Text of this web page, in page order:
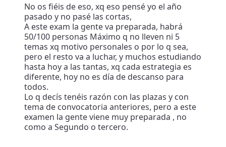
No os fiéis de eso, xq eso pensé yo el año
pasado y no pasé las cortas,
A este exam la gente va preparada, habrá
50/100 personas Máximo q no lleven ni 5
temas xq motivo personales o por lo q sea,
pero el resto va a luchar, y muchos estudiando
hasta hoy a las tantas, xq cada estrategia es
diferente, hoy no es día de descanso para
todos.
Lo q decís tenéis razón con las plazas y con
tema de convocatoria anteriores, pero a este
examen la gente viene muy preparada , no
como a Segundo o tercero.